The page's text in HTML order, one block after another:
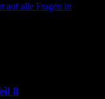
auf alle Fragen in
8